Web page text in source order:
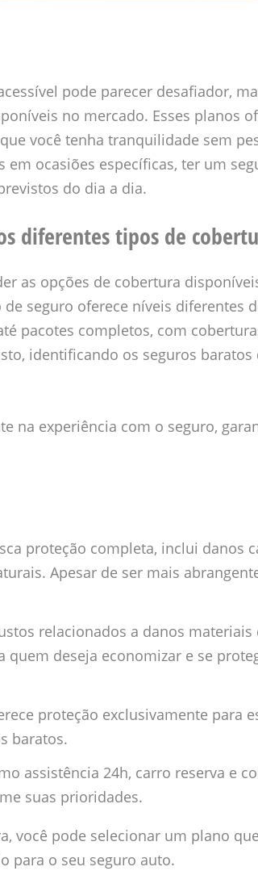
pode parecer desafiador,
no mercado. Esses planos
você tenha tranquilidade sem
ocasiões específicas, ter um
do dia a dia.
diferentes tipos de
as opções de cobertura
seguro oferece níveis diferentes
pacotes completos, com
identificando os seguros
na experiência com o seguro,
proteção completa, inclui danos
Apesar de ser mais
relacionados a danos materiais
quem deseja economizar e se
proteção exclusivamente para
baratos.
assistência 24h, carro reserva e
suas prioridades.
você pode selecionar um plano
para o seu seguro auto.